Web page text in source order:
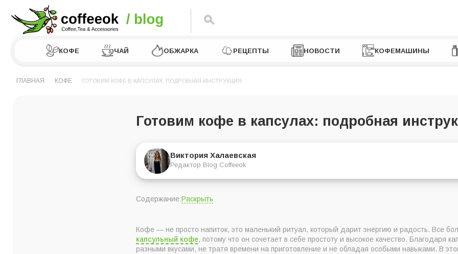
КОФЕ ЧАЙ ОБЖАРКА РЕЦЕПТЫ НОВОСТИ КОФЕМАШИНЫ
ГЛАВНАЯ КОФЕ ГОТОВИМ КОФЕ В КАПСУЛАХ: ПОДРОБНАЯ ИНСТРУКЦИЯ
Готовим кофе в капсулах: подробная
Виктория Халаевская
Редактор Blog Coffeeok
Содержание:Раскрыть
Что нужно для приготовления кофе в капсулах?
Этапы приготовления капсульного кофе
Кофе — не просто напиток, это маленький ритуал, который дарит энергию и радость. Все
капсульный кофе, потому что он сочетает в себе простоту и высокое качество. Благодаря
разными вкусами, не тратя времени на приготовление и не обладая особыми навыками. В